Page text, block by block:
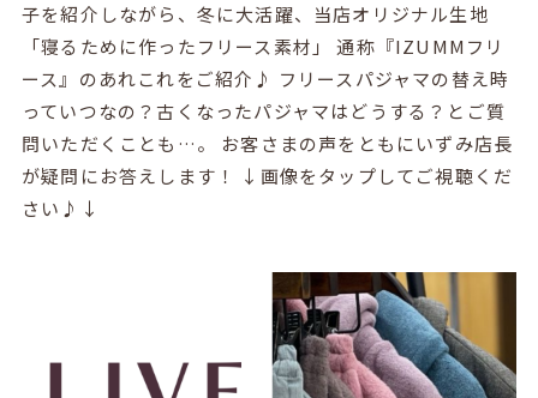
子を紹介しながら、冬に大活躍、当店オリジナル生地
「寝るために作ったフリース素材」 通称『IZUMMフリ
ース』のあれこれをご紹介♪ フリースパジャマの替え時
っていつなの？古くなったパジャマはどうする？とご質
問いただくことも…。 お客さまの声をともにいずみ店長
が疑問にお答えします！ ↓画像をタップしてご視聴くだ
さい♪↓